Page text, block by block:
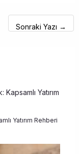
Sonraki Yazı →
Yatırım Rehberi